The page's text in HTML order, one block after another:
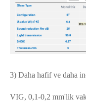
3) Daha hafif ve daha
VIG, 0,1-0,2 mm'lik